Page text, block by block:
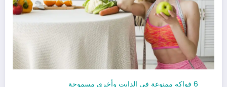
6 فواكه ممنوعة في الدايت وأخرى مسموحة